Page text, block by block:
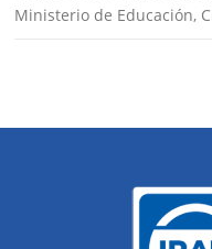
Ministerio de Educación,